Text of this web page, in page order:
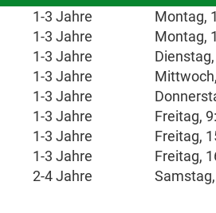
1-3 Jahre
Montag,
1-3 Jahre
Montag,
1-3 Jahre
1-3 Jahre
1-3 Jahre
1-3 Jahre
Freitag,
1-3 Jahre
Freitag,
1-3 Jahre
Freitag,
2-4 Jahre